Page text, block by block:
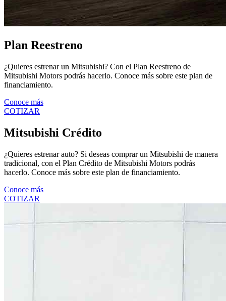
Plan Reestreno
¿Quieres estrenar un Mitsubishi? Con el Plan Reestreno de
Mitsubishi Motors podrás hacerlo. Conoce más sobre este plan de
financiamiento.
Conoce más
COTIZAR
Mitsubishi Crédito
¿Quieres estrenar auto? Si deseas comprar un Mitsubishi de manera
tradicional, con el Plan Crédito de Mitsubishi Motors podrás
hacerlo. Conoce más sobre este plan de financiamiento.
Conoce más
COTIZAR